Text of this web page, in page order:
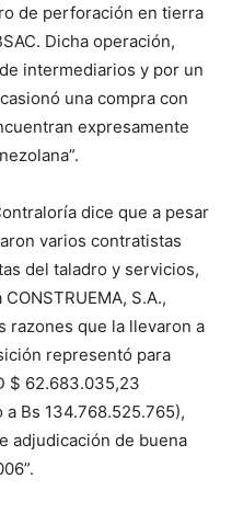
de perforación en tierra
Dicha operación,
intermediarios y por un
una compra con
expresamente
dice que a pesar
varios contratistas
del taladro y servicios,
S.A.,
razones que la llevaron a
representó para
$ 62.683.035,23
Bs 134.768.525.765),
adjudicación de buena